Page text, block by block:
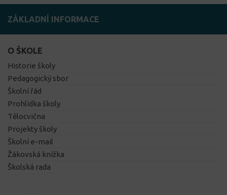
ZÁKLADNÍ INFORMACE
O ŠKOLE
Historie školy
Pedagogický sbor
Školní řád
Prohlídka školy
Tělocvična
Projekty školy
Školní e-mail
Žákovská knížka
Školská rada